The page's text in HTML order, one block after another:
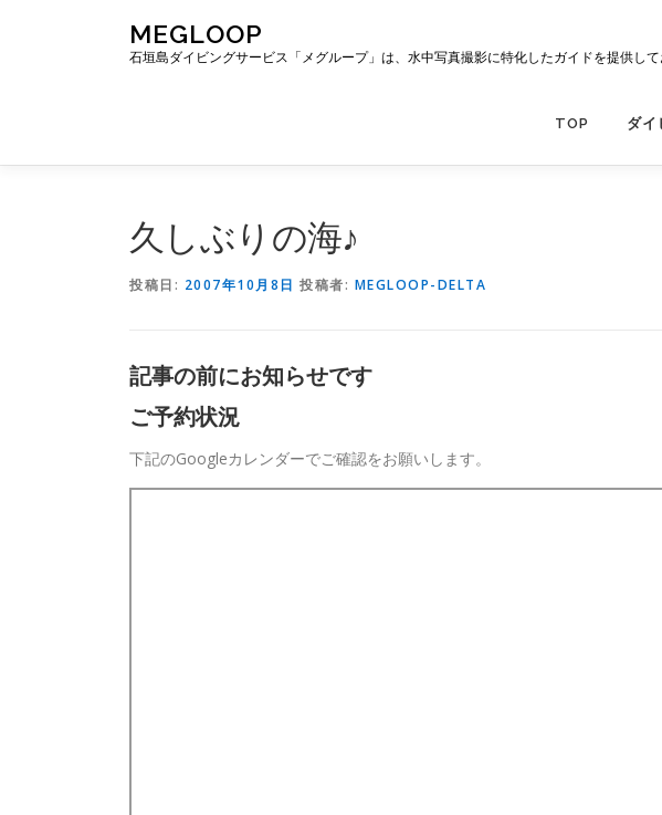
ス
MEGLOOP
石垣島ダイビングサービス「メグループ」は、水中写真撮影に特化したガイドを提供し
TOP ダイ
久しぶりの海♪
投稿日: 2007年10月8日 投稿者: MEGLOOP-DELTA
記事の前にお知らせです
ご予約状況
下記のGoogleカレンダーでご確認をお願いします。